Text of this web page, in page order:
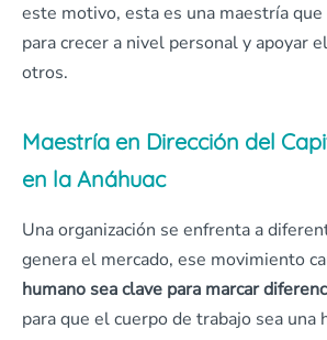
este motivo, esta es una maestría
para crecer a nivel personal y apoyar
otros.
Maestría en Dirección del
en la Anáhuac
Una organización se enfrenta a
genera el mercado, ese movimiento
humano sea clave para marcar
para que el cuerpo de trabajo sea